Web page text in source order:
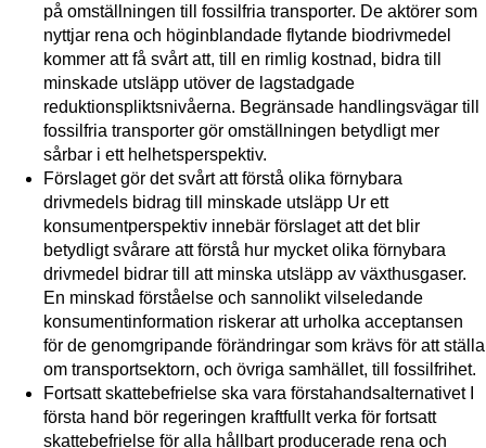
på omställningen till fossilfria transporter. De aktörer som
nyttjar rena och höginblandade flytande biodrivmedel
kommer att få svårt att, till en rimlig kostnad, bidra till
minskade utsläpp utöver de lagstadgade
reduktionspliktsnivåerna. Begränsade handlingsvägar till
fossilfria transporter gör omställningen betydligt mer
sårbar i ett helhetsperspektiv.
Förslaget gör det svårt att förstå olika förnybara
drivmedels bidrag till minskade utsläpp Ur ett
konsumentperspektiv innebär förslaget att det blir
betydligt svårare att förstå hur mycket olika förnybara
drivmedel bidrar till att minska utsläpp av växthusgaser.
En minskad förståelse och sannolikt vilseledande
konsumentinformation riskerar att urholka acceptansen
för de genomgripande förändringar som krävs för att ställa
om transportsektorn, och övriga samhället, till fossilfrihet.
Fortsatt skattebefrielse ska vara förstahandsalternativet I
första hand bör regeringen kraftfullt verka för fortsatt
skattebefrielse för alla hållbart producerade rena och